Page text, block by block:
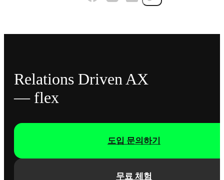
Relations Driven AX
— flex
무료 체험
도입 문의하기